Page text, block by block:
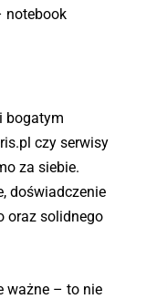
notebook
bogatym
czy serwisy
za siebie.
doświadczenie
oraz solidnego
ważne – to nie